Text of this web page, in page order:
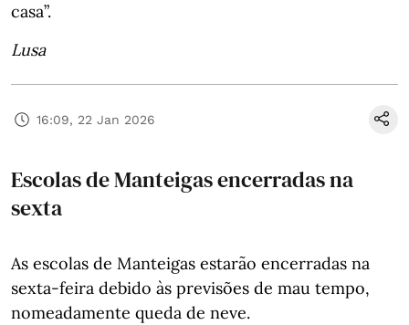
casa”.
Lusa
16:09, 22 Jan 2026
Escolas de Manteigas encerradas na
sexta
As escolas de Manteigas estarão encerradas na
sexta-feira debido às previsões de mau tempo,
nomeadamente queda de neve.